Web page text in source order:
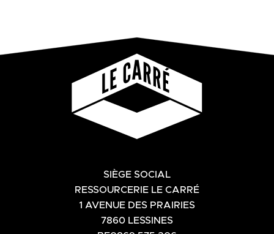
SIÈGE SOCIAL
RESSOURCERIE LE CARRÉ
1 AVENUE DES PRAIRIES
7860 LESSINES